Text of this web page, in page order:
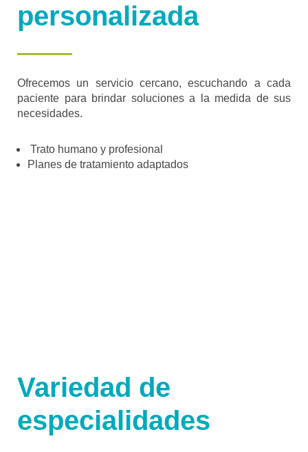
personalizada
Ofrecemos un servicio cercano, escuchando a cada
paciente para brindar soluciones a la medida de sus
necesidades.
Trato humano y profesional
Planes de tratamiento adaptados
Variedad de
especialidades